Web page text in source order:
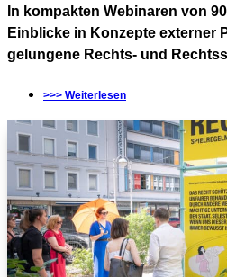
In kompakten Webinaren von
Einblicke in Konzepte externer
gelungene Rechts- und
>>> Weiterlesen